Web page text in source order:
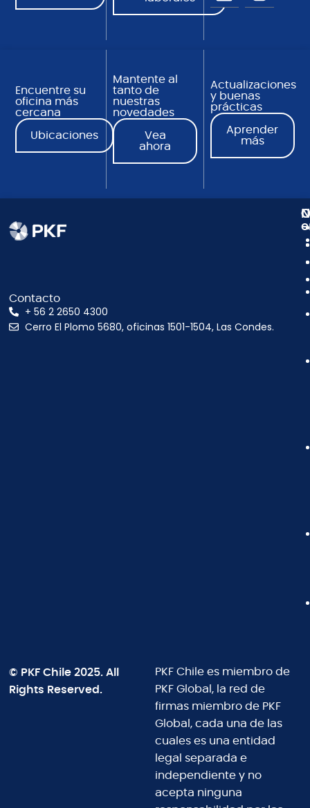
Encuentre su
oficina más
cercana
Ubicaciones
Mantente al
tanto de
nuestras
novedades
Vea
ahora
Actualizaciones
y buenas
prácticas
Aprender
más
Contacto
+ 56 2 2650 4300
Cerro El Plomo 5680, oficinas 1501-1504, Las Condes.
© PKF Chile 2025. All
Rights Reserved.
PKF Chile es miembro de
PKF Global, la red de
firmas miembro de PKF
Global, cada una de las
cuales es una entidad
legal separada e
independiente y no
acepta ninguna